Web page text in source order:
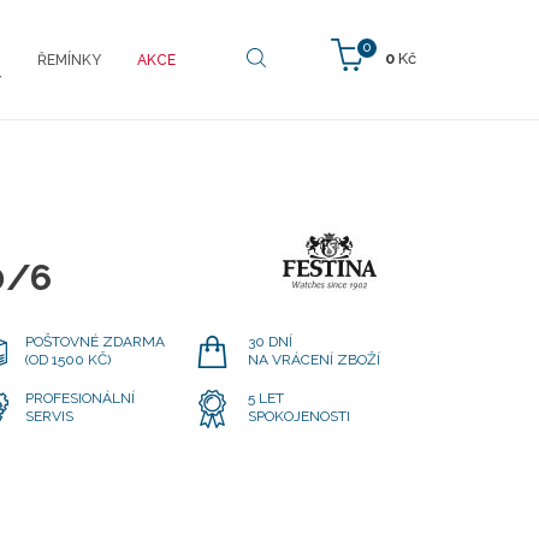
0
0 Kč
ŘEMÍNKY AKCE
6
POŠTOVNÉ ZDARMA
(OD 1500 KČ)
30 DNÍ
NA VRÁCENÍ ZBOŽÍ
PROFESIONÁLNÍ
SERVIS
5 LET
SPOKOJENOSTI